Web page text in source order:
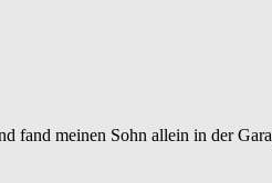
fand meinen Sohn allein in der